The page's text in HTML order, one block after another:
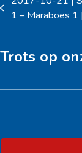
previous
1 – Maraboes
Trots op